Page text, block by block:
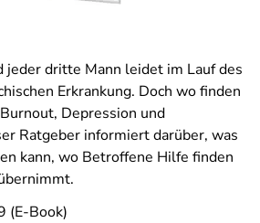
jeder dritte Mann leidet im Lauf des
Erkrankung. Doch wo finden
Depression und
Ratgeber informiert darüber, was
kann, wo Betroffene Hilfe finden
(E-Book)